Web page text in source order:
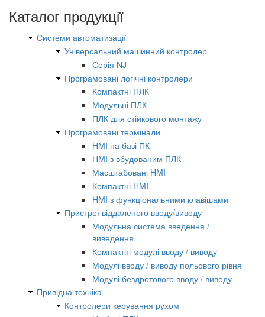
Каталог продукції
Системи автоматизації
Універсальний машинний контролер
Серія NJ
Програмовані логічні контролери
Компактні ПЛК
Модульні ПЛК
ПЛК для стійкового монтажу
Програмовані термінали
HMI на базі ПК
HMI з вбудованим ПЛК
Масштабовані HMI
Компактні HMI
HMI з функціональними клавішами
Пристрої віддаленого вводу/виводу
Модульна система введення /
виведення
Компактні модулі вводу / виводу
Модулі вводу / виводу польового рівня
Модулі бездротового вводу / виводу
Привідна техніка
Контролери керування рухом